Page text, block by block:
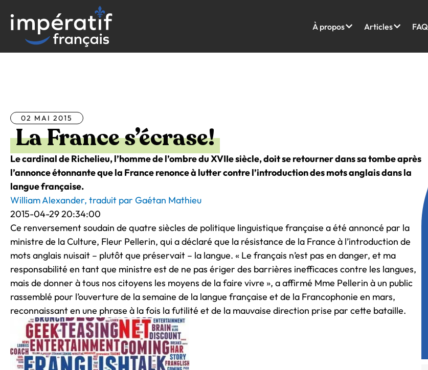
contenu
À propos Articles FAQ
02 MAI 2015
La France s’écrase!
Le cardinal de Richelieu, l’homme de l’ombre du XVIIe siècle, doit se retourner dans sa tombe après
l’annonce étonnante que la France renonce à lutter contre l’introduction des mots anglais dans la
langue française.
William Alexander, traduit par Gaétan Mathieu
2015-04-29 20:34:00
Ce renversement soudain de quatre siècles de politique linguistique française a été annoncé par la
ministre de la Culture, Fleur Pellerin, qui a déclaré que la résistance de la France à l’introduction de
mots anglais nuisait – plutôt que préservait – la langue. « Le français n’est pas en danger, et ma
responsabilité en tant que ministre est de ne pas ériger des barrières inefficaces contre les langues,
mais de donner à tous nos citoyens les moyens de la faire vivre », a affirmé Mme Pellerin à un public
rassemblé pour l’ouverture de la semaine de la langue française et de la Francophonie en mars,
reconnaissant en une phrase à la fois la futilité et de la mauvaise direction prise par cette bataille.